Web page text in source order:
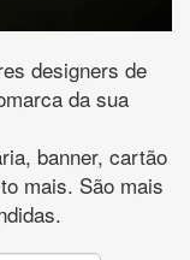
designers de
da sua
banner, cartão
mais. São mais